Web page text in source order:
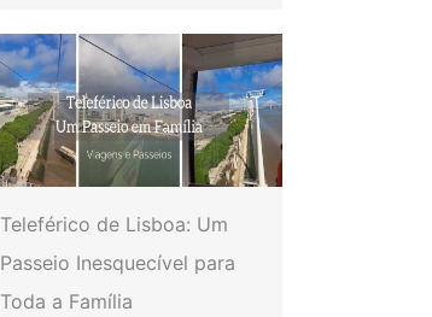
Teleférico de Lisboa: Um
Passeio Inesquecível para
Toda a Família